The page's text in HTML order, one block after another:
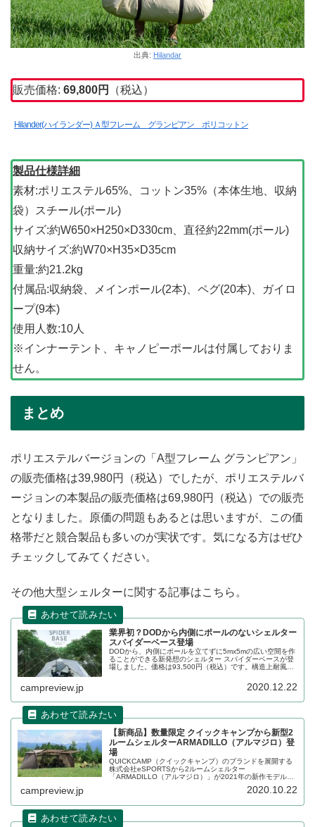
出典: Hilandar
販売価格: 69,800円 （税込）
Hilander(ハイランダー) Ａ型フレーム グランピアン ポリコットン
製品仕様詳細
素材:ポリエステル65%、コットン35%（本体生地、収納
袋）スチール(ポール)
サイズ:約W650×H250×D330cm、直径約22mm(ポール)
収納サイズ:約W70×H35×D35cm
重量:約21.2kg
付属品:収納袋、メインポール(2本)、ペグ(20本)、ガイロ
ープ(9本)
使用人数:10人
※インナーテント、キャノピーポールは付属しておりま
せん。
まとめ
ポリエステルバージョンの「A型フレーム グランピアン」
の販売価格は39,980円（税込）でしたが、ポリエステルバ
ージョンの本製品の販売価格は69,980円（税込）での販売
となりました。原価の問題もあるとは思いますが、この価
格帯だと競合製品も多いのが実状です。気になる方はぜひ
チェックしてみてください。
その他大型シェルターに関する記事はこちら。
業界初？DODから内側にポールのないシェルター
スパイダーベース登場
DODから、内側にポールを立てずに5mx5mの広い空間を作
ることができる新発想のシェルター スパイダーベースが登
場しました。価格は93,500円（税込）です。構造上耐風性
campreview.jp 2020.12.22
【新商品】数量限定 クイックキャンプから新型2
ルームシェルターARMADILLO（アルマジロ）登
場
QUICKCAMP（クイックキャンプ）のブランドを展開する
株式会社eSPORTSから2ルームシェルター
「ARMADILLO（アルマジロ）」が2021年の新作モデルと
campreview.jp 2020.10.22